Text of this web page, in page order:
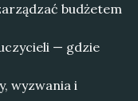
budżetem
— gdzie
wyzwania i